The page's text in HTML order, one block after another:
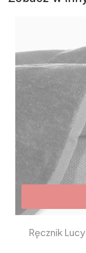
Ręcznik